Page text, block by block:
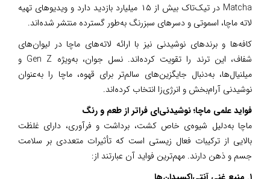
Matcha در تیک‌تاک بیش از ۱۵ میلیارد بازدید دارد و ویدیوهای تهیه
لاته ماچا، اسموتی و دسرهای سبزرنگ به‌طور گسترده منتشر شده‌اند.
کافه‌ها و برندهای نوشیدنی نیز با ارائه لاته‌های ماچا در لیوان‌های
شفاف، این ترند را تقویت کرده‌اند. نسل جوان، به‌ویژه Gen Z و
میلنیال‌ها، به‌دنبال جایگزین‌های سالم‌تر برای قهوه، ماچا را به‌عنوان
نوشیدنی آرام‌بخش و انرژی‌زا انتخاب کرده‌اند.
فواید علمی ماچا؛ نوشیدنی‌ای فراتر از طعم و رنگ
ماچا به‌دلیل شیوه‌ی خاص کشت، برداشت و فرآوری، دارای غلظت
بالایی از ترکیبات فعال زیستی است که تأثیرات متعددی بر سلامت
جسم و ذهن دارند. مهم‌ترین فواید آن عبارتند از: